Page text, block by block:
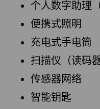
个人数字助理（
便携式照明
充电式手电筒
扫描仪（读码器
传感器网络
智能钥匙